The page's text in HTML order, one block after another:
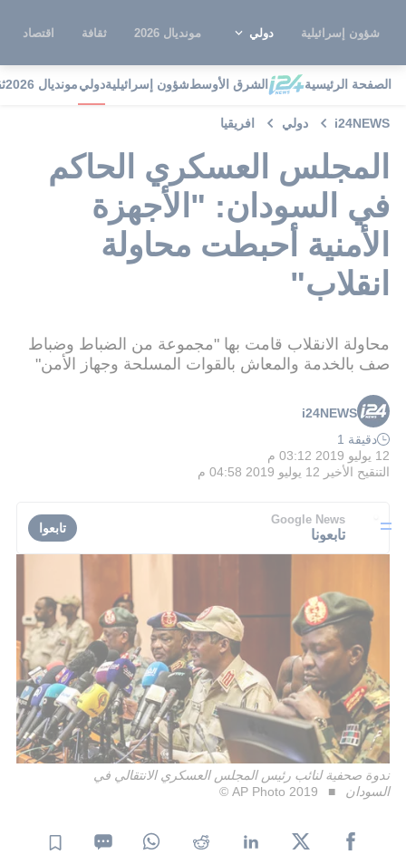
شؤون إسرائيلية دولي مونديال 2026 ثقافة اقتصاد
الصفحة الرئيسية الشرق الأوسطشؤون إسرائيليةدوليمونديال 2026
i24NEWS دولي افريقيا
المجلس العسكري الحاكم
في السودان: "الأجهزة
الأمنية أحبطت محاولة
انقلاب"
محاولة الانقلاب قامت بها "مجموعة من الضباط وضباط
صف بالخدمة والمعاش بالقوات المسلحة وجهاز الأمن"
i24NEWS
دقيقة 1
12 يوليو 2019 03:12 م
التنقيح الأخير 12 يوليو 2019 04:58 م
Google News
تابعونا تابعوا
ندوة صحفية لنائب رئيس المجلس العسكري الانتقالي في
السودان
AP Photo 2019 ©